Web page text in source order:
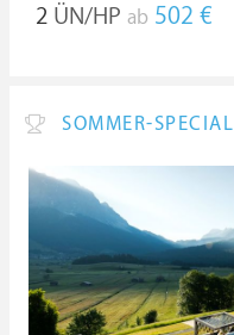
2 ÜN/HP ab 502 €
SOMMER-SPECIAL